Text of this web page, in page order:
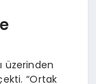
üzerinden
“Ortak